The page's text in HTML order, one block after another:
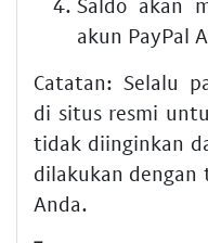
akun PayPal
Catatan: Selalu
di situs resmi
tidak diinginkan
dilakukan dengan
Anda.